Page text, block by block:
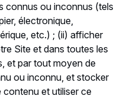
connus ou inconnus (tels
électronique,
etc.) ; (ii) afficher
Site et dans toutes les
et par tout moyen de
ou inconnu, et stocker
contenu et utiliser ce